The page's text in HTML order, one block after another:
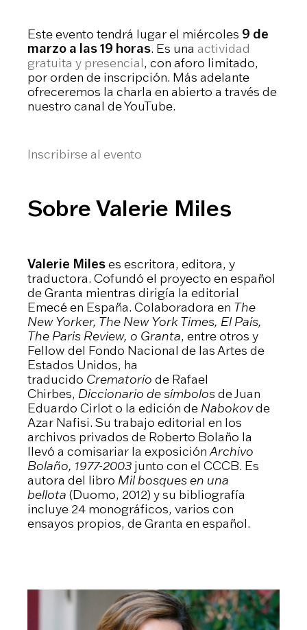
Este evento tendrá lugar el miércoles 9 de
marzo a las 19 horas. Es una actividad
gratuita y presencial, con aforo limitado,
por orden de inscripción. Más adelante
ofreceremos la charla en abierto a través de
nuestro canal de YouTube.
Inscribirse al evento
Sobre Valerie Miles
Valerie Mileses escritora, editora, y
traductora. Cofundó el proyecto en español
de Granta mientras dirigía la editorial
Emecé en España. Colaboradora en The
New Yorker, The New York Times, El País,
The Paris Review, o Granta, entre otros y
Fellow del Fondo Nacional de las Artes de
Estados Unidos, ha
traducido Crematorio de Rafael
Chirbes, Diccionario de símbolosde Juan
Eduardo Cirlot o la edición de Nabokovde
Azar Nafisi. Su trabajo editorial en los
archivos privados de Roberto Bolaño la
llevó a comisariar la exposiciónArchivo
Bolaño, 1977-2003 junto con el CCCB. Es
autora del libro Mil bosques en una
bellota (Duomo, 2012) y su bibliografía
incluye 24 monográficos, varios con
ensayos propios, de Granta en español.